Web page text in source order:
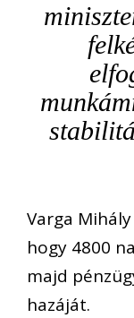
Varga
hogy 4800
majd
hazáját.